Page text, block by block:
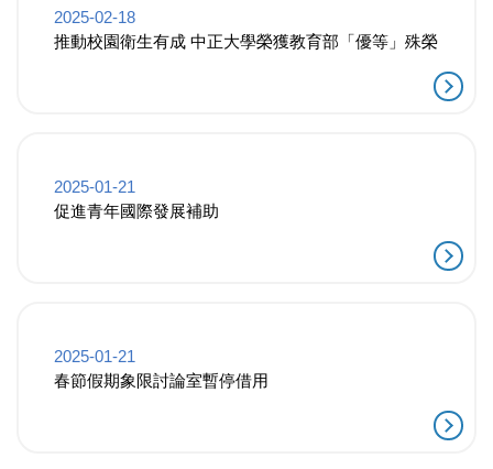
2025-02-18
推動校園衛生有成 中正大學榮獲教育部「優等」殊榮
2025-01-21
促進青年國際發展補助
2025-01-21
春節假期象限討論室暫停借用